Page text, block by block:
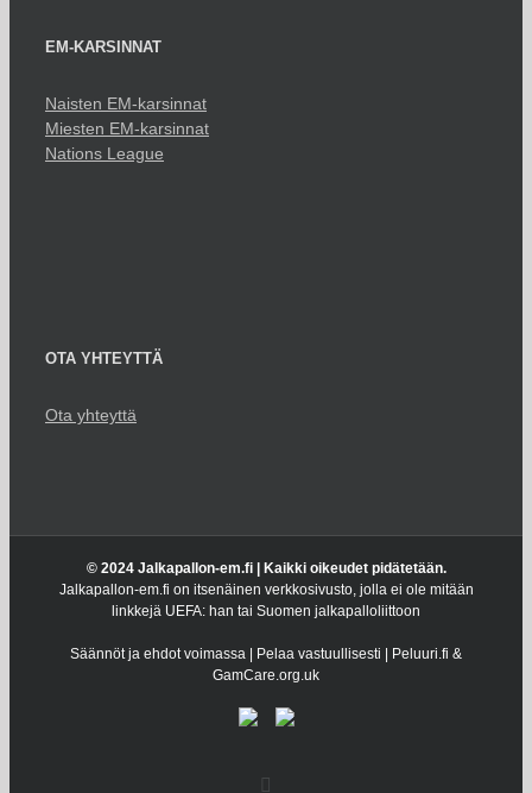
EM-KARSINNAT
Naisten EM-karsinnat
Miesten EM-karsinnat
Nations League
OTA YHTEYTTÄ
Ota yhteyttä
© 2024 Jalkapallon-em.fi | Kaikki oikeudet pidätetään.
Jalkapallon-em.fi on itsenäinen verkkosivusto, jolla ei ole mitään
linkkejä UEFA: han tai Suomen jalkapalloliittoon
Säännöt ja ehdot voimassa | Pelaa vastuullisesti | Peluuri.fi &
GamCare.org.uk